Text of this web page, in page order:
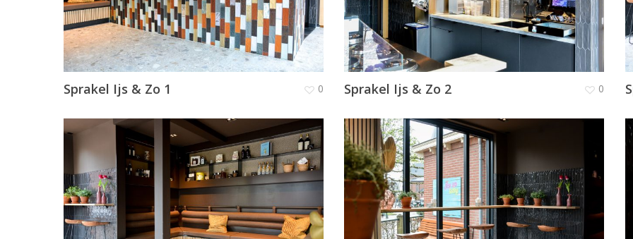
Sprakel Ijs & Zo 1 0 Sprakel Ijs & Zo 2 0